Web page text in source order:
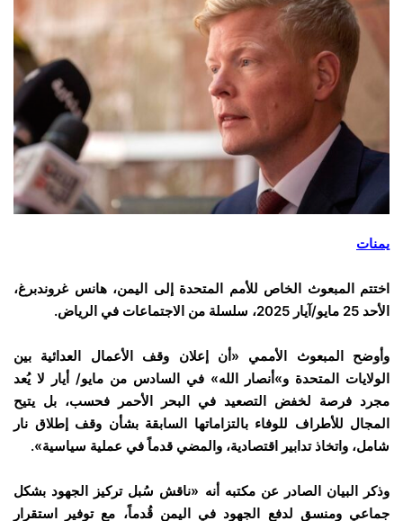
يمنات
اختتم المبعوث الخاص للأمم المتحدة إلى اليمن، هانس غروندبرغ،
الأحد 25 مايو/آيار 2025، سلسلة من الاجتماعات في الرياض.
وأوضح المبعوث الأممي «أن إعلان وقف الأعمال العدائية بين
الولايات المتحدة و»أنصار الله» في السادس من مايو/ أيار لا يُعد
مجرد فرصة لخفض التصعيد في البحر الأحمر فحسب، بل يتيح
المجال للأطراف للوفاء بالتزاماتها السابقة بشأن وقف إطلاق نار
شامل، واتخاذ تدابير اقتصادية، والمضي قدماً في عملية سياسية».
وذكر البيان الصادر عن مكتبه أنه «ناقش سُبل تركيز الجهود بشكل
جماعي ومنسق لدفع الجهود في اليمن قُدماً، مع توفير استقرار